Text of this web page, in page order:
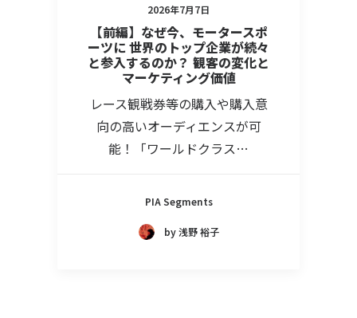
2026年7月7日
【前編】なぜ今、モータースポ
ーツに 世界のトップ企業が続々
と参入するのか？ 観客の変化と
マーケティング価値
レース観戦券等の購入や購入意
向の高いオーディエンスが可
能！「ワールドクラス…
PIA Segments
by 浅野 裕子